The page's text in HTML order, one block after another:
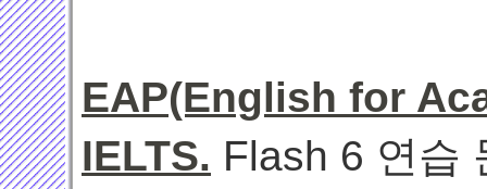
EAP(English for
IELTS. Flash 6 연습